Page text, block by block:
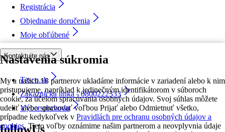
Nastavenia súkromia
My a našich 18 partnerov ukladáme informácie v zariadení alebo k nim
pristupujeme, napríklad k jedinečným identifikátorom v súboroch
cookie, za účelom spracúvania osobných údajov. Svoj súhlas môžete
udeliť alebo spravovať voľbou Prijať alebo Odmietnuť všetko,
prípadne kedykoľvek v Pravidlách pre ochranu osobných údajov a
cookies. Tieto voľby oznámime našim partnerom a neovplyvnia údaje
Registrácia
Objednanie doručenia
Moje obľúbené
Kontaktujte nás
Tesco.sk
Zákaznícka linka - 0800222333
Výber obchodu
followUs